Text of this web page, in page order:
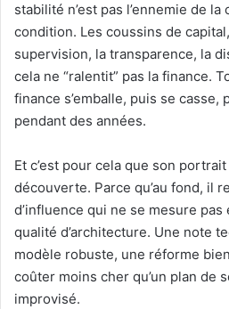
stabilité n’est pas l’ennemie de
condition. Les coussins de
supervision, la transparence, la
cela ne “ralentit” pas la finance.
finance s’emballe, puis se casse,
pendant des années.
Et c’est pour cela que son
découverte. Parce qu’au fond, il
d’influence qui ne se mesure
qualité d’architecture. Une note
modèle robuste, une réforme
coûter moins cher qu’un plan de
improvisé.